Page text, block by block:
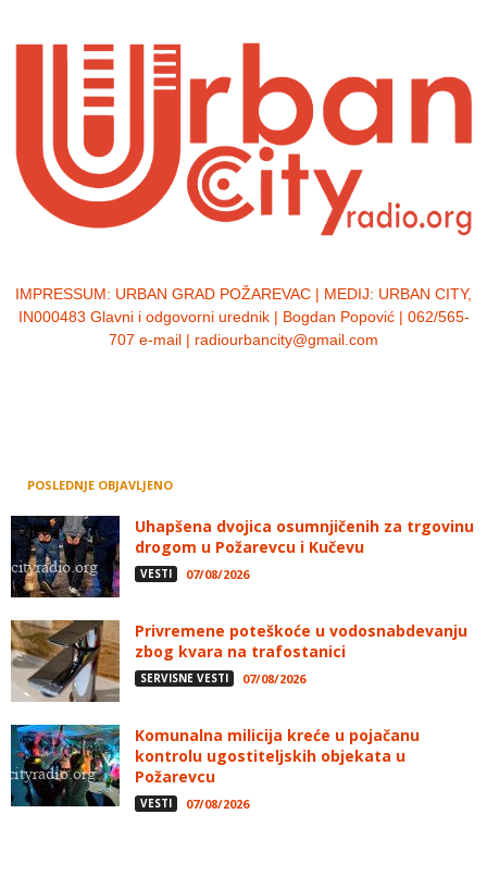
IMPRESSUM: URBAN GRAD POŽAREVAC | MEDIJ: URBAN CITY,
IN000483 Glavni i odgovorni urednik | Bogdan Popović | 062/565-
707 e-mail | radiourbancity@gmail.com
POSLEDNJE OBJAVLJENO
Uhapšena dvojica osumnjičenih za trgovinu
drogom u Požarevcu i Kučevu
VESTI 07/08/2026
Privremene poteškoće u vodosnabdevanju
zbog kvara na trafostanici
SERVISNE VESTI 07/08/2026
Komunalna milicija kreće u pojačanu
kontrolu ugostiteljskih objekata u
Požarevcu
VESTI 07/08/2026